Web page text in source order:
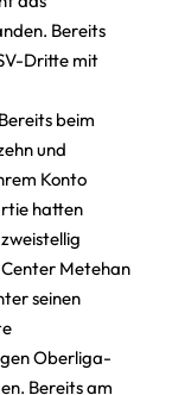
Bereits
Dritte mit
beim
und
Konto
hatten
Metehan
seinen
Oberliga-
Bereits am